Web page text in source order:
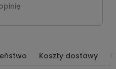
Koszty dostawy